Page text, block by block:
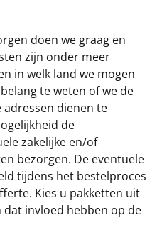
doen we graag en
zijn onder meer
in welk land we mogen
te weten of we de
dienen te
de
zakelijke en/of
bezorgen. De eventuele
tijdens het bestelproces
Kies u pakketten uit
dat invloed hebben op de